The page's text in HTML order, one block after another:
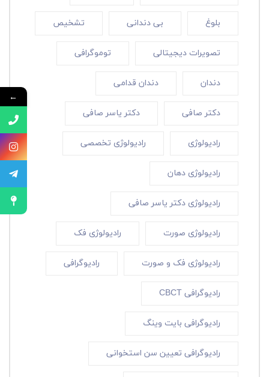
بلوغ بی دندانی تشخیص
تصویرات دیجیتالی توموگرافی
دندان دندان قدامی
دکتر صافی دکتر یاسر صافی
رادیولوژی رادیولوژی تخصصی
رادیولوژی دهان
رادیولوژی دکتر یاسر صافی
رادیولوژی صورت رادیولوژی فک
رادیولوژی فک و صورت رادیوگرافی
رادیوگرافی CBCT
رادیوگرافی بایت وینگ
رادیوگرافی تعیین سن استخوانی
←